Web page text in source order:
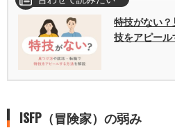
特技がない
技をアピー
ISFP（冒険家）の弱み